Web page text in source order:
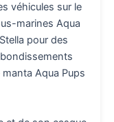
véhicules sur le
marines Aqua
pour des
Aqua Pups